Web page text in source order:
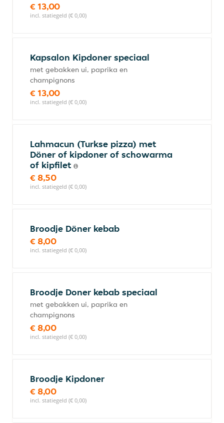
€ 13,00
incl. statiegeld (€ 0,00)
Kapsalon Kipdoner speciaal
met gebakken ui, paprika en
champignons
€ 13,00
incl. statiegeld (€ 0,00)
Lahmacun (Turkse pizza) met
Döner of kipdoner of schowarma
of kipfilet
€ 8,50
incl. statiegeld (€ 0,00)
Broodje Döner kebab
€ 8,00
incl. statiegeld (€ 0,00)
Broodje Doner kebab speciaal
met gebakken ui, paprika en
champignons
€ 8,00
incl. statiegeld (€ 0,00)
Broodje Kipdoner
€ 8,00
incl. statiegeld (€ 0,00)